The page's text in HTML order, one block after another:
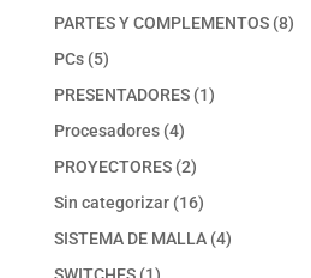
producto
PARTES Y COMPLEMENTOS 88
PCs 55
productos
PRESENTADORES 11
Procesadores 44
productos
PROYECTORES 22
productos
Sin categorizar 1616
productos
SISTEMA DE MALLA 44
1